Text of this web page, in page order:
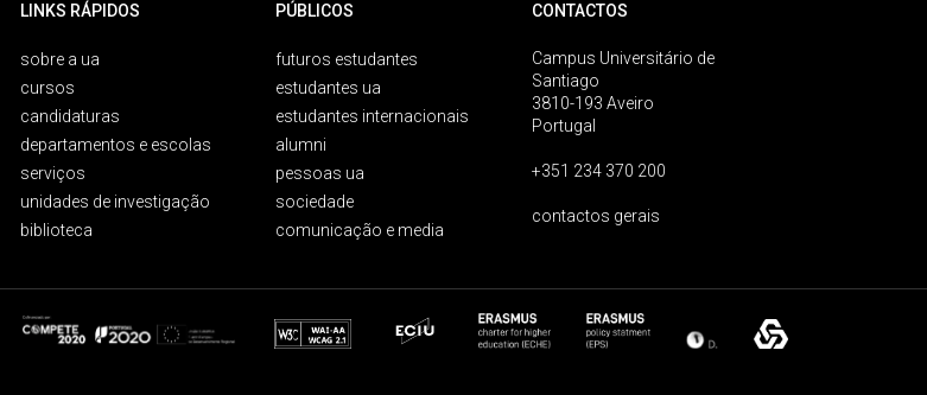
LINKS RÁPIDOS
sobre a ua
cursos
candidaturas
departamentos e escolas
serviços
unidades de investigação
biblioteca
PÚBLICOS
futuros estudantes
estudantes ua
estudantes internacionais
alumni
pessoas ua
sociedade
comunicação e media
CONTACTOS
Campus Universitário de
Santiago
3810-193 Aveiro
Portugal
+351 234 370 200
contactos gerais